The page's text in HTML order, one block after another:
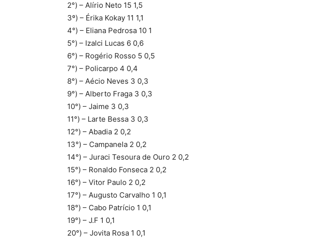
2°) – Alírio Neto 15 1,5
3º) – Érika Kokay 11 1,1
4°) – Eliana Pedrosa 10 1
5°) – Izalci Lucas 6 0,6
6°) – Rogério Rosso 5 0,5
7°) – Policarpo 4 0,4
8°) – Aécio Neves 3 0,3
9°) – Alberto Fraga 3 0,3
10°) – Jaime 3 0,3
11°) – Larte Bessa 3 0,3
12°) – Abadia 2 0,2
13°) – Campanela 2 0,2
14°) – Juraci Tesoura de Ouro 2 0,2
15°) – Ronaldo Fonseca 2 0,2
16°) – Vitor Paulo 2 0,2
17°) – Augusto Carvalho 1 0,1
18°) – Cabo Patrício 1 0,1
19°) – J.F 1 0,1
20°) – Jovita Rosa 1 0,1